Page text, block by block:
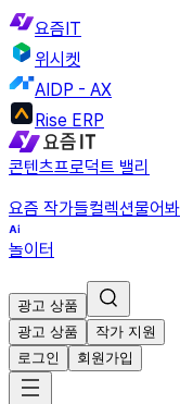
요즘IT
위시켓
AIDP - AX
Rise ERP
콘텐츠프로덕트 밸리
요즘 작가들컬렉션물어봐
놀이터
광고 상품
광고 상품
작가 지원
로그인
회원가입